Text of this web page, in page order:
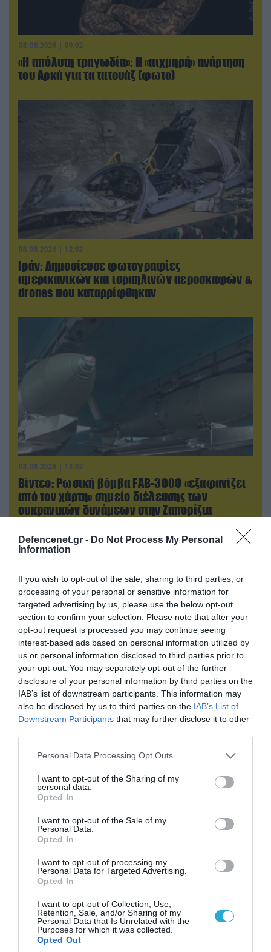
Defencenet.gr - Do Not Process My Personal
Information
If you wish to opt-out of the sale, sharing to third parties, or
processing of your personal or sensitive information for
targeted advertising by us, please use the below opt-out
section to confirm your selection. Please note that after your
opt-out request is processed you may continue seeing
interest-based ads based on personal information utilized by
us or personal information disclosed to third parties prior to
your opt-out. You may separately opt-out of the further
disclosure of your personal information by third parties on the
IAB’s list of downstream participants. This information may
also be disclosed by us to third parties on the IAB’s List of
Downstream Participants that may further disclose it to other
Please note that this website/app uses one or more Google
not limited to your visit or usage behaviour. You may click to
grant or deny consent to Google and its third-party tags to
use your data for below specified purposes in below Google
consent section.
Personal Data Processing Opt Outs
I want to opt-out of the Sharing of my
personal data.
Opted In
I want to opt-out of the Sale of my
Personal Data.
Opted In
I want to opt-out of processing my
Personal Data for Targeted Advertising.
Opted In
I want to opt-out of Collection, Use,
Retention, Sale, and/or Sharing of my
Personal Data that Is Unrelated with the
Purposes for which it was collected.
Opted Out
08.08.2026 | 09:02
«Η απόλυτη τραγωδία»: Η «αιχμηρή» ανάρτηση
του Αρκά για τα τατουάζ (φωτο)
08.08.2026 | 12:02
Ιράν: Δημοσίευσε φωτογραφίες
αμερικανικών και ισραηλινών αεροσκαφών &
drones που καταρρίφθηκαν
08.08.2026 | 13:02
Βίντεο: Ρωσική βόμβα FAB-3000 «εξαφανίζει
από τον χάρτη» σημείο διέλευσης των
ουκρανικών δυνάμεων στην Ζαπορίζια
08.08.2026 | 17:02
Σε «αναμμένα κάρβουνα» η Τουρκία:
Περιορίζει την κίνηση πλοίων από την Μαύρη
Θάλασσα
ΠΟΛΙΤΙΚΗ
08.08.2026 | 09:02